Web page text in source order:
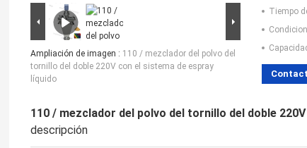
Ampliación de imagen : 110 / mezclador del polvo del
tornillo del doble 220V con el sistema de espray
líquido
Tiempo
110 / mezclador del polvo del tornillo del doble
descripción